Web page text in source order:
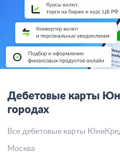
Дебетовые карты ЮниКредит Банка в
городах
Все дебетовые карты
Москва